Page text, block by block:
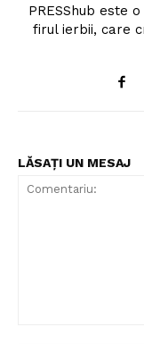
PRESShub este
firul ierbii, care
LĂSAȚI UN MESAJ